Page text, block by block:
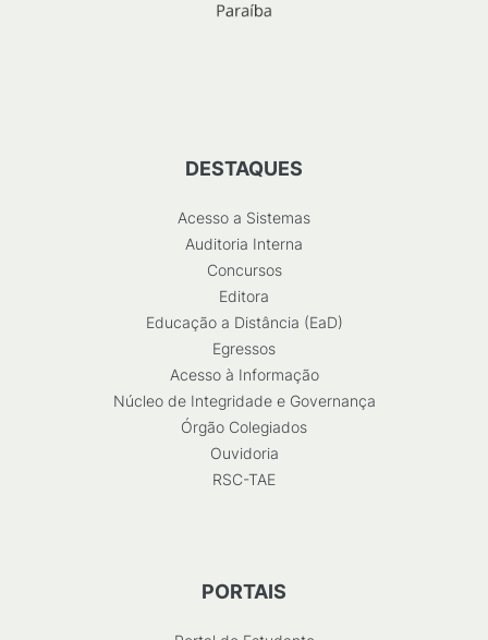
DESTAQUES
Acesso a Sistemas
Auditoria Interna
Concursos
Editora
Educação a Distância (EaD)
Egressos
Acesso à Informação
Núcleo de Integridade e Governança
Órgão Colegiados
Ouvidoria
RSC-TAE
PORTAIS